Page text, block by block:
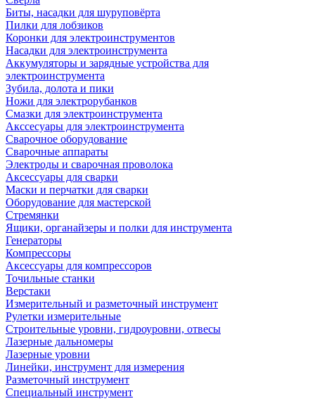
Биты, насадки для шуруповёрта
Пилки для лобзиков
Коронки для электроинструментов
Насадки для электроинструмента
Аккумуляторы и зарядные устройства для
электроинструмента
Зубила, долота и пики
Ножи для электрорубанков
Смазки для электроинструмента
Акссесуары для электроинструмента
Сварочное оборудование
Сварочные аппараты
Электроды и сварочная проволока
Аксессуары для сварки
Маски и перчатки для сварки
Оборудование для мастерской
Стремянки
Ящики, органайзеры и полки для инструмента
Генераторы
Компрессоры
Аксессуары для компрессоров
Точильные станки
Верстаки
Измерительный и разметочный инструмент
Рулетки измерительные
Строительные уровни, гидроуровни, отвесы
Лазерные дальномеры
Лазерные уровни
Линейки, инструмент для измерения
Разметочный инструмент
Специальный инструмент